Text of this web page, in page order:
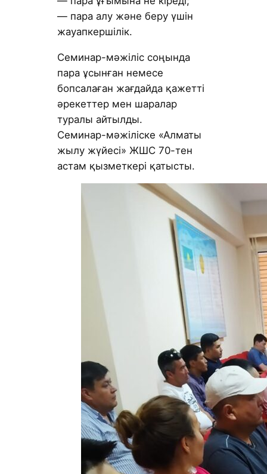
— пара алу және беру үшін
жауапкершілік.
Семинар-мәжіліс соңында
пара ұсынған немесе
бопсалаған жағдайда қажетті
әрекеттер мен шаралар
туралы айтылды.
Семинар-мәжіліске «Алматы
жылу жүйесі» ЖШС 70-тен
астам қызметкері қатысты.